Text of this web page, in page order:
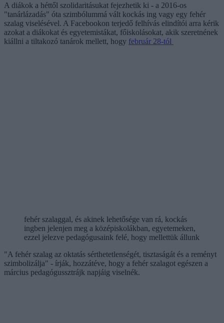
A diákok a héttől szolidaritásukat fejezhetik ki - a 2016-os
"tanárlázadás" óta szimbólummá vált kockás ing vagy egy fehér
szalag viselésével. A Facebookon terjedő felhívás elindítói arra kérik
azokat a diákokat és egyetemistákat, főiskolásokat, akik szeretnének
kiállni a tiltakozó tanárok mellett, hogy február 28-tól
fehér szalaggal, és akinek lehetősége van rá, kockás
ingben jelenjen meg a középiskolákban, egyetemeken,
ezzel jelezve pedagógusaink felé, hogy mellettük állunk
"A fehér szalag az oktatás sérthetetlenségét, tisztaságát és a reményt
szimbolizálja" - írják, hozzátéve, hogy a fehér szalagot egészen a
március pedagógussztrájk napjáig viselnék.